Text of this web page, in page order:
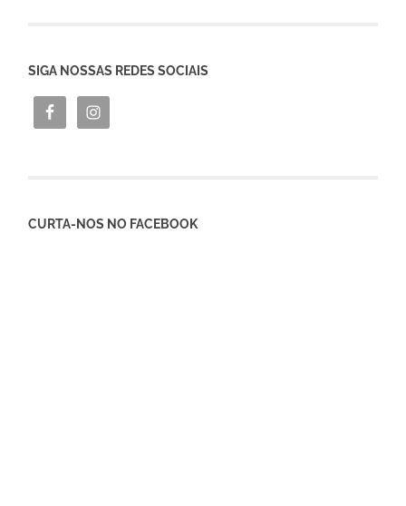
SIGA NOSSAS REDES SOCIAIS
CURTA-NOS NO FACEBOOK